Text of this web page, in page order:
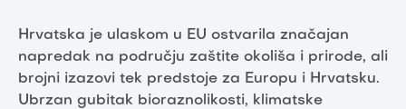
Hrvatska je ulaskom u EU ostvarila značajan
napredak na području zaštite okoliša i prirode, ali
brojni izazovi tek predstoje za Europu i Hrvatsku.
Ubrzan gubitak bioraznolikosti, klimatske